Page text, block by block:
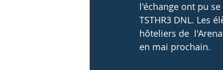
l'échange ont pu
TSTHR3 DNL. Les
hôteliers de
en mai prochain.